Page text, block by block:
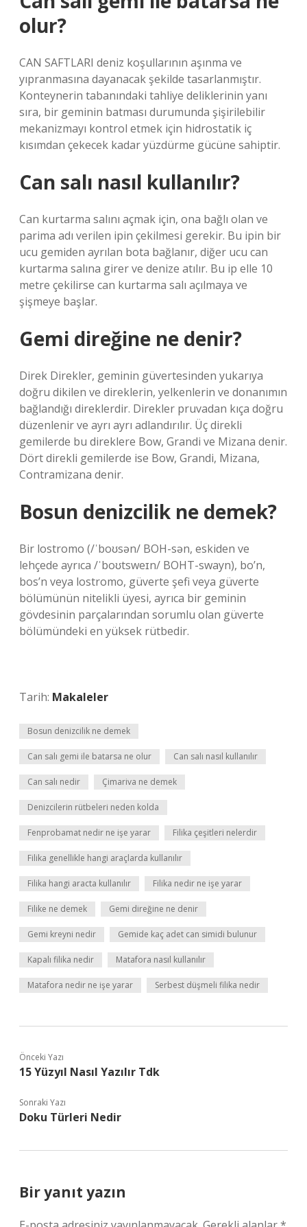
olur?
CAN SAFTLARI deniz koşullarının aşınma ve
yıpranmasına dayanacak şekilde tasarlanmıştır.
Konteynerin tabanındaki tahliye deliklerinin yanı
sıra, bir geminin batması durumunda şişirilebilir
mekanizmayı kontrol etmek için hidrostatik iç
kısımdan çekecek kadar yüzdürme gücüne sahiptir.
Can salı nasıl kullanılır?
Can kurtarma salını açmak için, ona bağlı olan ve
parima adı verilen ipin çekilmesi gerekir. Bu ipin bir
ucu gemiden ayrılan bota bağlanır, diğer ucu can
kurtarma salına girer ve denize atılır. Bu ip elle 10
metre çekilirse can kurtarma salı açılmaya ve
şişmeye başlar.
Gemi direğine ne denir?
Direk Direkler, geminin güvertesinden yukarıya
doğru dikilen ve direklerin, yelkenlerin ve donanımın
bağlandığı direklerdir. Direkler pruvadan kıça doğru
düzenlenir ve ayrı ayrı adlandırılır. Üç direkli
gemilerde bu direklere Bow, Grandi ve Mizana denir.
Dört direkli gemilerde ise Bow, Grandi, Mizana,
Contramizana denir.
Bosun denizcilik ne demek?
Bir lostromo (/ˈboʊsən/ BOH-sən, eskiden ve
lehçede ayrıca /ˈboʊtsweɪn/ BOHT-swayn), bo’n,
bos’n veya lostromo, güverte şefi veya güverte
bölümünün nitelikli üyesi, ayrıca bir geminin
gövdesinin parçalarından sorumlu olan güverte
bölümündeki en yüksek rütbedir.
Tarih: Makaleler
Bosun denizcilik ne demek
Can salı gemi ile batarsa ne olur Can salı nasıl kullanılır
Can salı nedir Çimariva ne demek
Denizcilerin rütbeleri neden kolda
Fenprobamat nedir ne işe yarar Filika çeşitleri nelerdir
Filika genellikle hangi araçlarda kullanılır
Filika hangi aracta kullanılır Filika nedir ne işe yarar
Filike ne demek Gemi direğine ne denir
Gemi kreyni nedir Gemide kaç adet can simidi bulunur
Kapalı filika nedir Matafora nasıl kullanılır
Matafora nedir ne işe yarar Serbest düşmeli filika nedir
Önceki Yazı
15 Yüzyıl Nasıl Yazılır Tdk
Sonraki Yazı
Doku Türleri Nedir
Bir yanıt yazın